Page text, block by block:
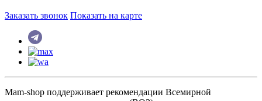
Заказать звонок Показать на карте
Mam-shop поддерживает рекомендации Всемирной